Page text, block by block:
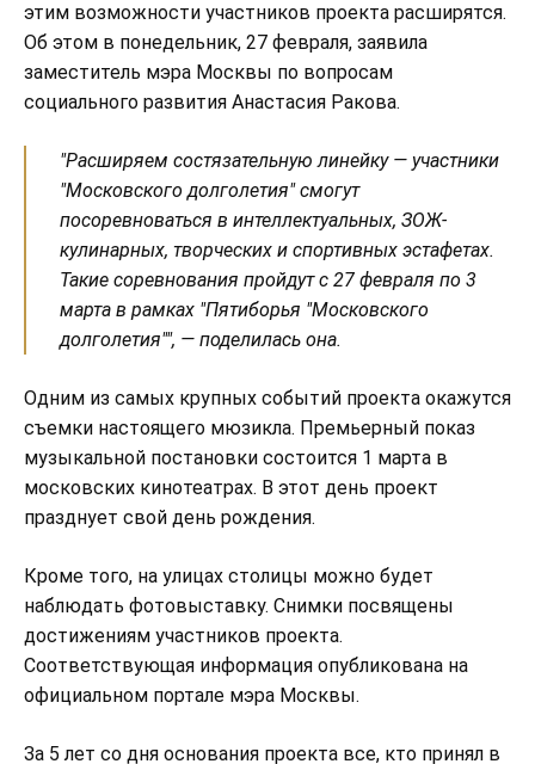
этим возможности участников проекта расширятся.
Об этом в понедельник, 27 февраля, заявила
заместитель мэра Москвы по вопросам
социального развития Анастасия Ракова.
"Расширяем состязательную линейку — участники
"Московского долголетия" смогут
посоревноваться в интеллектуальных, ЗОЖ-
кулинарных, творческих и спортивных эстафетах.
Такие соревнования пройдут с 27 февраля по 3
марта в рамках "Пятиборья "Московского
долголетия"", — поделилась она.
Одним из самых крупных событий проекта окажутся
съемки настоящего мюзикла. Премьерный показ
музыкальной постановки состоится 1 марта в
московских кинотеатрах. В этот день проект
празднует свой день рождения.
Кроме того, на улицах столицы можно будет
наблюдать фотовыставку. Снимки посвящены
достижениям участников проекта.
Соответствующая информация опубликована на
официальном портале мэра Москвы.
За 5 лет со дня основания проекта все, кто принял в